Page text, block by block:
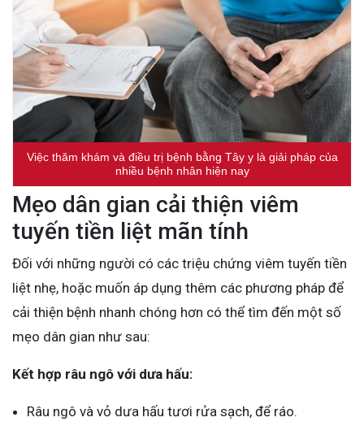
Việc thăm khám và điều trị bệnh bằng Tây y là giải pháp của
nhiều bệnh nhân hiện nay
Mẹo dân gian cải thiện viêm
tuyến tiền liệt mãn tính
Đối với những người có các triệu chứng viêm tuyến tiền
liệt nhẹ, hoặc muốn áp dụng thêm các phương pháp để
cải thiện bệnh nhanh chóng hơn có thể tìm đến một số
mẹo dân gian như sau:
Kết hợp râu ngô với dưa hấu:
Râu ngô và vỏ dưa hấu tươi rửa sạch, để ráo.